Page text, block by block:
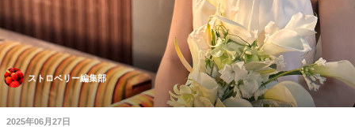
ストロベリー編集部
2025年06月27日